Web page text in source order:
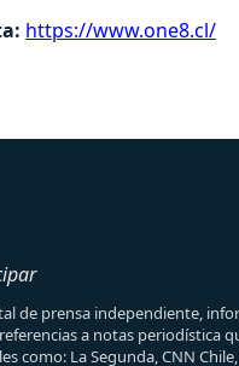
https://www.one8.cl/
de prensa independiente,
a notas periodística
como: La Segunda, CNN Chile,